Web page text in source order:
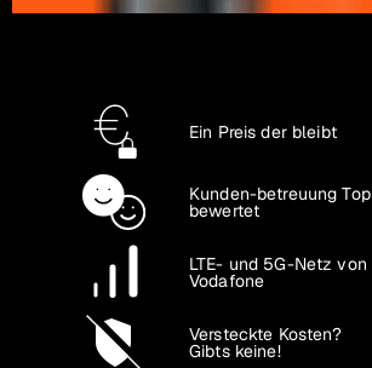
Ein Preis der bleibt
Kunden-betreuung Top
bewertet
LTE- und 5G-Netz von
Vodafone
Versteckte Kosten?
Gibts keine!